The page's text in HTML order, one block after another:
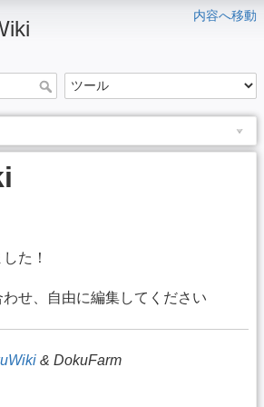
内容へ移動
た！
せ、自由に編集してください
& DokuFarm